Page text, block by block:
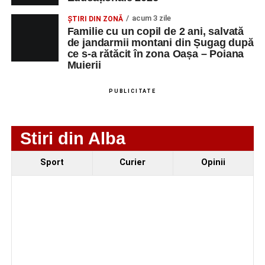
iluminatului public pe timpul nopții, în contextul
apelului la economii al Guvernului Bolojan
Duminică, 23 august 2026, Râpa Roșie găzduiește
cea de-a III-a ediție a concursului „CicloAventurier
de Sebeș”
Primul concert din cadrul String Symphonic Camp
ȘTIRI DIN ZONĂ acum 3 zile
Familie cu un copil de 2 ani, salvată
de jandarmii montani din Șugag după
ce s-a rătăcit în zona Oașa – Poiana
Muierii
PUBLICITATE
Stiri din Alba
Sport Curier Opinii